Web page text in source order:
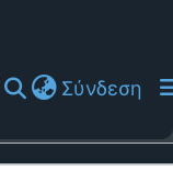
Σύνδεση